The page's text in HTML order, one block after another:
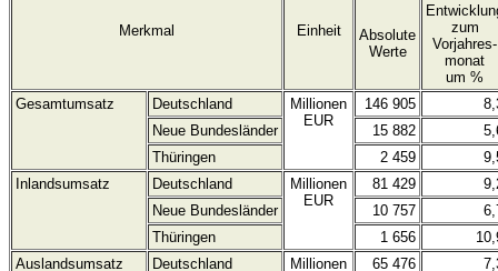
Merkmal Einheit
Absolute
Werte
zum
Vorjahres-
monat
um %
Gesamtumsatz
Deutschland
Millionen
EUR
146 905
Neue Bundesländer
15 882
Thüringen
2 459
Inlandsumsatz
Deutschland
Millionen
EUR
81 429
Neue Bundesländer
10 757
Thüringen
1 656
Auslandsumsatz
Deutschland Millionen 65 476